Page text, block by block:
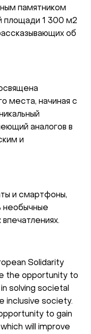
памятником
площади 1 300 м2
об
места, начиная с
аналогов в
и
и смартфоны,
необычные
Solidarity
the opportunity to
solving societal
inclusive society.
to gain
will improve